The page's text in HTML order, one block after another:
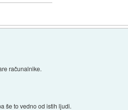
računalnike.
še to vedno od istih ljudi.